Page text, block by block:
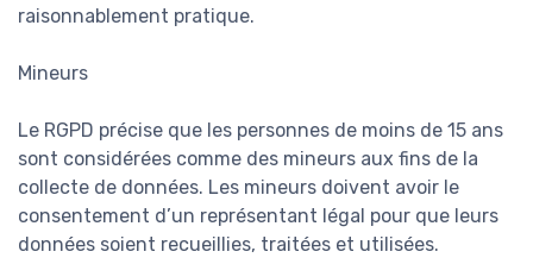
raisonnablement pratique.
Mineurs
Le RGPD précise que les personnes de moins de 15 ans
sont considérées comme des mineurs aux fins de la
collecte de données. Les mineurs doivent avoir le
consentement d’un représentant légal pour que leurs
données soient recueillies, traitées et utilisées.